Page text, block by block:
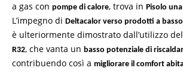
a gas con pompe di calore, trova in Pisolo
L’impegno di Deltacalor verso prodotti a
è ulteriormente dimostrato dall’utilizzo del
R32, che vanta un basso potenziale di
contribuendo così a migliorare il comfort